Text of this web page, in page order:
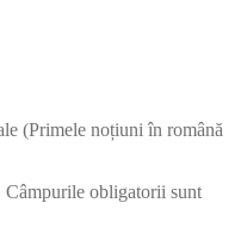
(Primele noțiuni în română
Câmpurile obligatorii sunt